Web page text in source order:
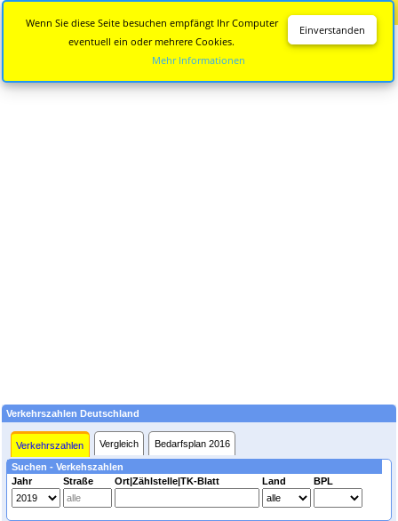
Verkehrszahlen Deutschland
Verkehrszahlen Vergleich Bedarfsplan 2016
Suchen - Verkehszahlen
Jahr
Straße Ort|Zählstelle|TK-Blatt Land BPL
Einverstanden
Wenn Sie diese Seite besuchen empfängt Ihr Computer
eventuell ein oder mehrere Cookies.
Mehr Informationen